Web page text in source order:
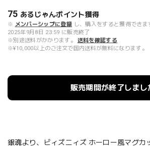
75 あるじゃんポイント獲得
※ メンバーシップに登録 し、購入をすると獲得できま
2025年9月8日 23:59 に販売終了
※別途送料がかかります。
送料を確認する
※¥10,000以上のご注文で国内送料が無料になります。
販売期間が終了しまし
銀魂より、ビィズニィズ ホーロー風マグカ